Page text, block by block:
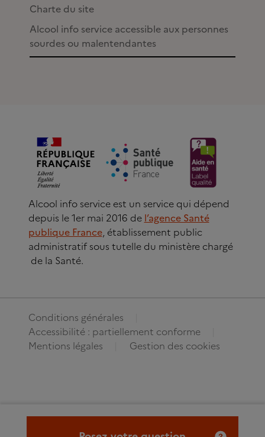
Charte du site
Alcool info service accessible aux personnes
sourdes ou malentendantes
Alcool info service est un service qui dépend
depuis le 1er mai 2016 de l’agence Santé
publique France, établissement public
administratif sous tutelle du ministère chargé
de la Santé.
Conditions générales
Accessibilité : partiellement conforme
Mentions légales
Gestion des cookies